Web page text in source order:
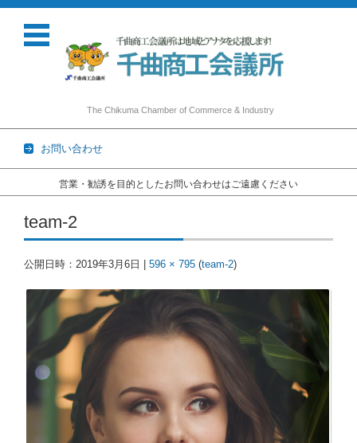
The Chikuma Chamber of Commerce & Industry
お問い合わせ
営業・勧誘を目的としたお問い合わせはご遠慮ください
コンテンツに移動
team-2
公開日時： 2019年3月6日 596 × 795 (team-2)